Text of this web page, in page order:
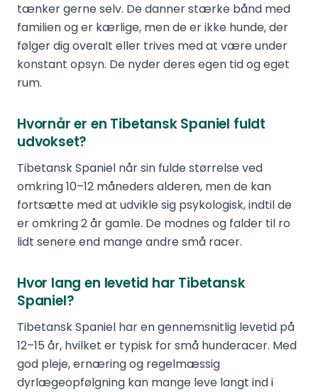
tænker gerne selv. De danner stærke bånd med
familien og er kærlige, men de er ikke hunde, der
følger dig overalt eller trives med at være under
konstant opsyn. De nyder deres egen tid og eget
rum.
Hvornår er en Tibetansk Spaniel fuldt
udvokset?
Tibetansk Spaniel når sin fulde størrelse ved
omkring 10–12 måneders alderen, men de kan
fortsætte med at udvikle sig psykologisk, indtil de
er omkring 2 år gamle. De modnes og falder til ro
lidt senere end mange andre små racer.
Hvor lang en levetid har Tibetansk
Spaniel?
Tibetansk Spaniel har en gennemsnitlig levetid på
12–15 år, hvilket er typisk for små hunderacer. Med
god pleje, ernæring og regelmæssig
dyrlægeopfølgning kan mange leve langt ind i